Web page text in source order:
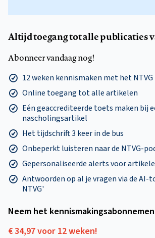
Altijd toegang tot alle publicaties
Abonneer vandaag nog!
12 weken kennismaken met het NTVG
Online toegang tot alle artikelen
Eén geaccrediteerde toets maken bij
nascholingsartikel
Het tijdschrift 3 keer in de bus
Onbeperkt luisteren naar de NTVG-
Gepersonaliseerde alerts voor
Antwoorden op al je vragen via de AI-
NTVG'
Neem het
€ 34,97 voor 12 weken!